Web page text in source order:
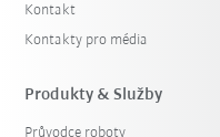
Kontakt
Kontakty pro média
Produkty & Služby
Průvodce roboty